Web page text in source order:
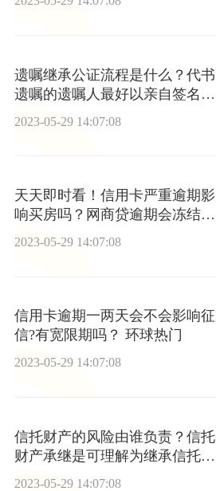
遗嘱继承公证流程是什么？代书
遗嘱的遗嘱人最好以亲自签名或
2023-05-29 14:07:08
天天即时看！信用卡严重逾期影
响买房吗？网商贷逾期会冻结名
下所有银行卡吗？
2023-05-29 14:07:08
信用卡逾期一两天会不会影响征
信?有宽限期吗？ 环球热门
2023-05-29 14:07:08
信托财产的风险由谁负责？信托
财产承继是可理解为继承信托财
2023-05-29 14:07:08